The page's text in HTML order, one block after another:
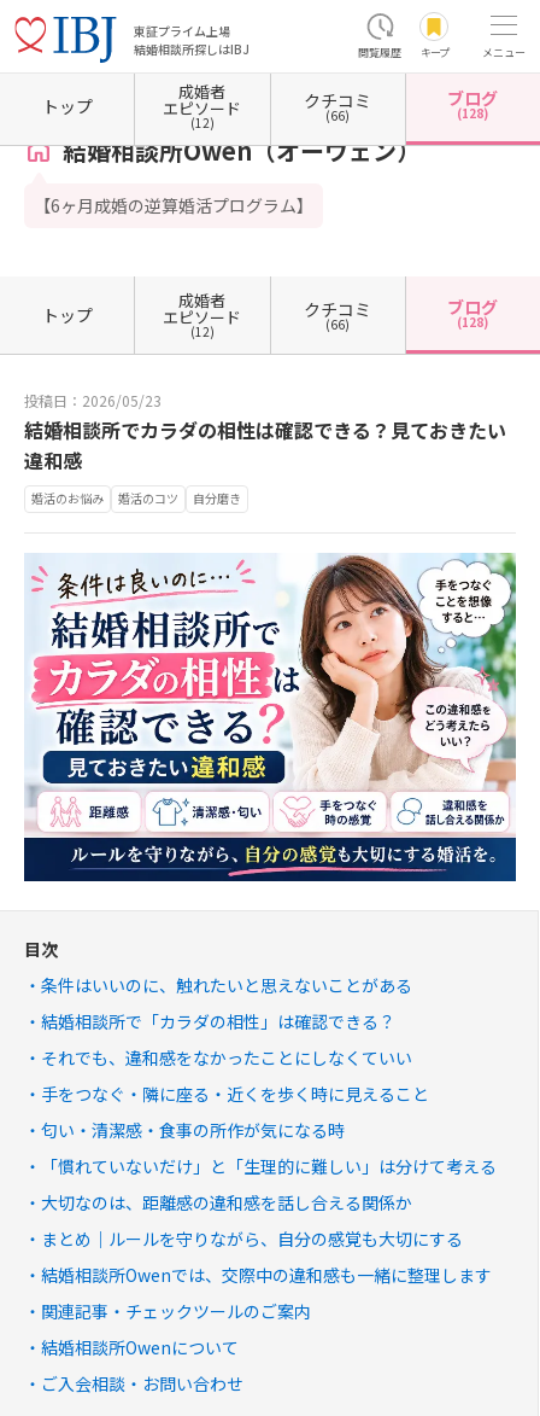
東証プライム上場
結婚相談所探しはIBJ
閲覧履歴 キープ メニュー
ホーム 埼玉県の結婚相談所 埼玉県さいたま市 埼玉県さいたま市大宮区 結婚相談所
結婚相談所Owen（オーウェン）
【6ヶ月成婚の逆算婚活プログラム】
トップ
成婚者
エピソード
(12)
クチコミ
(66)
ブログ
(128)
トップ
成婚者
エピソード
(12)
クチコミ
(66)
ブログ
(128)
投稿日：2026/05/23
結婚相談所でカラダの相性は確認できる？見ておきたい
違和感
婚活のお悩み 婚活のコツ 自分磨き
目次
条件はいいのに、触れたいと思えないことがある
結婚相談所で「カラダの相性」は確認できる？
それでも、違和感をなかったことにしなくていい
手をつなぐ・隣に座る・近くを歩く時に見えること
匂い・清潔感・食事の所作が気になる時
「慣れていないだけ」と「生理的に難しい」は分けて考える
大切なのは、距離感の違和感を話し合える関係か
まとめ｜ルールを守りながら、自分の感覚も大切にする
結婚相談所Owenでは、交際中の違和感も一緒に整理します
関連記事・チェックツールのご案内
結婚相談所Owenについて
ご入会相談・お問い合わせ